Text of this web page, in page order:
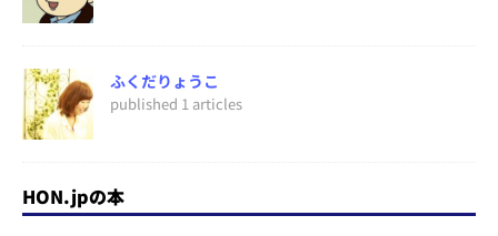
ふくだりょうこ
published 1 articles
HON.jpの本